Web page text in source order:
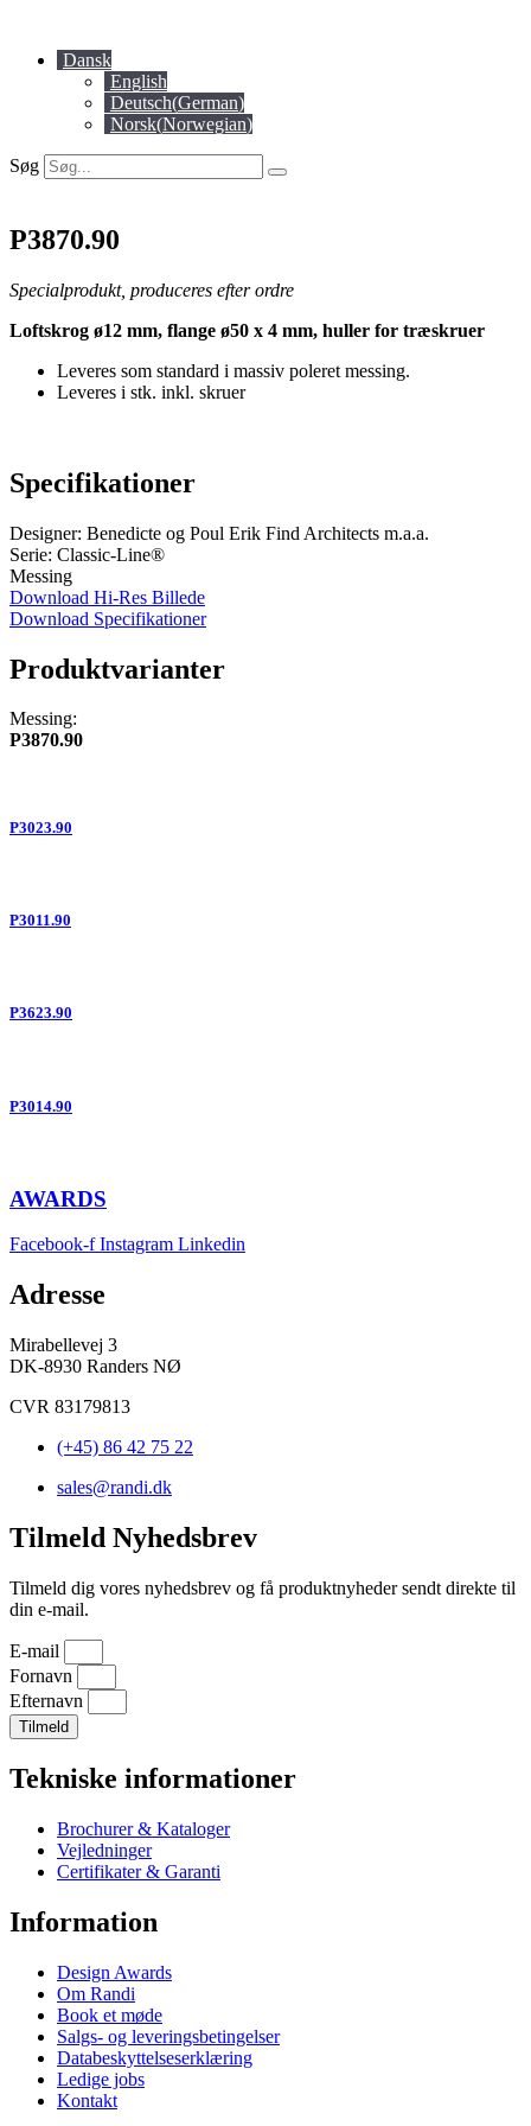
indholdDansk
English
Deutsch(German)
Norsk(Norwegian)
Søg
P3870.90
Specialprodukt, produceres efter ordre
Loftskrog ø12 mm, flange ø50 x 4 mm, huller for træskruer
Leveres som standard i massiv poleret messing.
Leveres i stk. inkl. skruer
Specifikationer
Designer: Benedicte og Poul Erik Find Architects m.a.a.
Serie: Classic-Line®
Messing
Download Hi-Res Billede
Download Specifikationer
Produktvarianter
Messing:
P3870.90
P3023.90
P3011.90
P3623.90
P3014.90
AWARDS
Facebook-f Instagram Linkedin
Adresse
Mirabellevej 3
DK-8930 Randers NØ
CVR 83179813
(+45) 86 42 75 22
sales@randi.dk
Tilmeld Nyhedsbrev
Tilmeld dig vores nyhedsbrev og få produktnyheder sendt direkte til
din e-mail.
E-mail
Fornavn
Efternavn
Tilmeld
Tekniske informationer
Brochurer & Kataloger
Vejledninger
Certifikater & Garanti
Information
Design Awards
Om Randi
Book et møde
Salgs- og leveringsbetingelser
Databeskyttelseserklæring
Ledige jobs
Kontakt